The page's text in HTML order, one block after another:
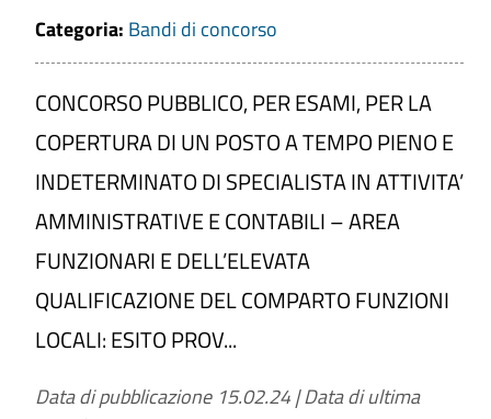
Categoria: Bandi di concorso
CONCORSO PUBBLICO, PER ESAMI, PER LA
COPERTURA DI UN POSTO A TEMPO PIENO E
INDETERMINATO DI SPECIALISTA IN ATTIVITA’
AMMINISTRATIVE E CONTABILI – AREA
FUNZIONARI E DELL’ELEVATA
QUALIFICAZIONE DEL COMPARTO FUNZIONI
LOCALI: ESITO PROV...
Data di pubblicazione 15.02.24|Data di ultima